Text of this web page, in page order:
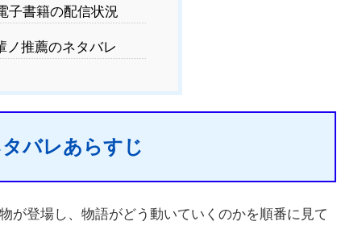
子書籍の配信状況
ノ推薦のネタバレ
バレあらすじ
が登場し、物語がどう動いていくのかを順番に見て